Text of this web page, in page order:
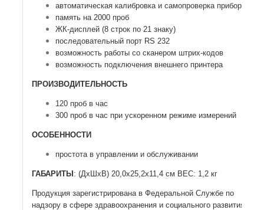
автоматическая калибровка и самопроверка прибора
память на 2000 проб
ЖК-дисплей (8 строк по 21 знаку)
последовательный порт RS 232
возможность работы со сканером штрих-кодов
возможность подключения внешнего принтера
ПРОИЗВОДИТЕЛЬНОСТЬ
120 проб в час
300 проб в час при ускоренном режиме измерений
ОСОБЕННОСТИ
простота в управлении и обслуживании
ГАБАРИТЫ : (ДхШхВ) 20,0х25,2х11,4 см ВЕС: 1,2 кг
Продукция зарегистрирована в Федеральной Службе по
надзору в сфере здравоохранения и социального развития